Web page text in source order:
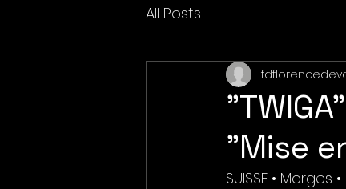
All Posts
"Mise
SUISSE •